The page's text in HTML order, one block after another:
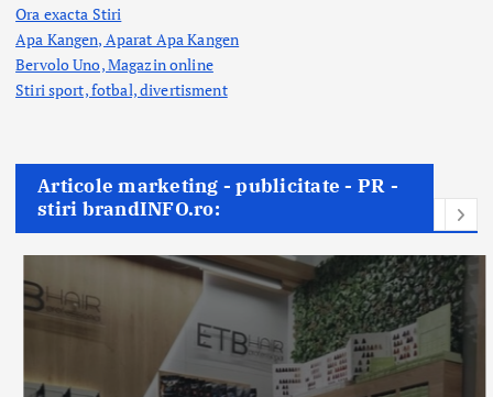
Ora exacta Stiri
Apa Kangen, Aparat Apa Kangen
Bervolo Uno, Magazin online
Stiri sport, fotbal,divertisment
Articole marketing - publicitate - PR -
stiri brandINFO.ro: